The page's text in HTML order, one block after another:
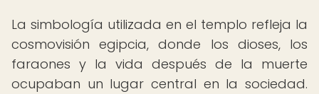
La simbología utilizada en el templo refleja la
cosmovisión egipcia, donde los dioses, los
faraones y la vida después de la muerte
ocupaban un lugar central en la sociedad.